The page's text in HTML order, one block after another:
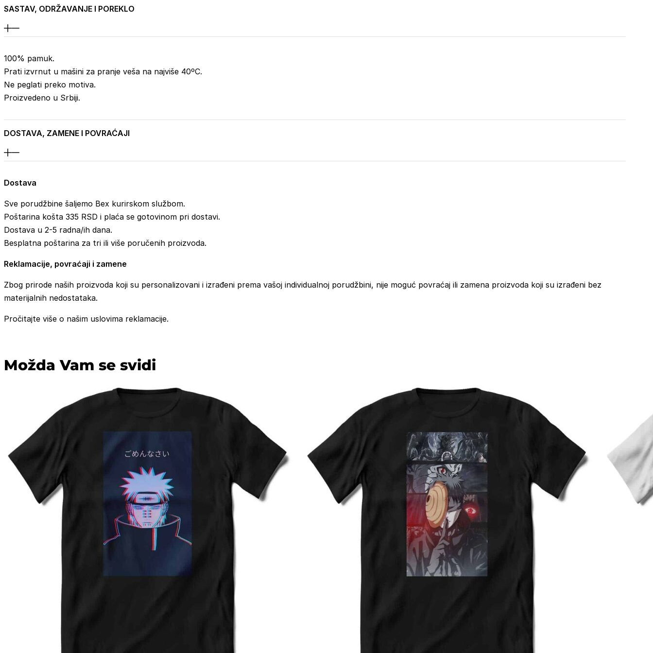
SASTAV, ODRŽAVANJE I POREKLO
100% pamuk.
Prati izvrnut u mašini za pranje veša na najviše 40ºC.
Ne peglati preko motiva.
Proizvedeno u Srbiji.
DOSTAVA, ZAMENE I POVRAĆAJI
Dostava
Sve porudžbine šaljemo Bex kurirskom službom.
Poštarina košta 335 RSD i plaća se gotovinom pri dostavi.
Dostava u 2-5 radna/ih dana.
Besplatna poštarina za tri ili više poručenih proizvoda.
Reklamacije, povraćaji i zamene
Zbog prirode naših proizvoda koji su personalizovani i izrađeni prema vašoj individualnoj porudžbini, nije moguć povraćaj ili zamena proizvoda koji su izrađeni bez
materijalnih nedostataka.
Pročitajte više o našim uslovima reklamacije.
Možda Vam se svidi